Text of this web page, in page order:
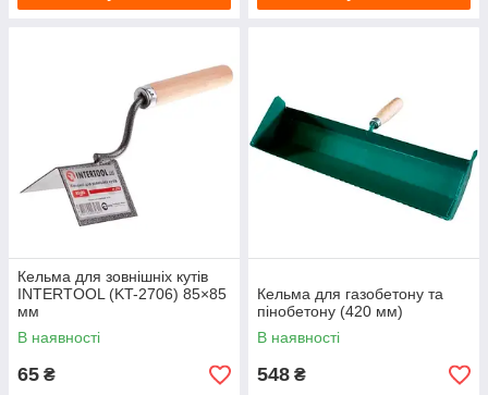
Кельма для зовнішніх кутів
INTERTOOL (KT-2706) 85×85
мм
В наявності
65 ₴
Кельма для газобетону та
пінобетону (420 мм)
В наявності
548 ₴